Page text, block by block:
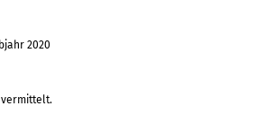
2020
vermittelt.